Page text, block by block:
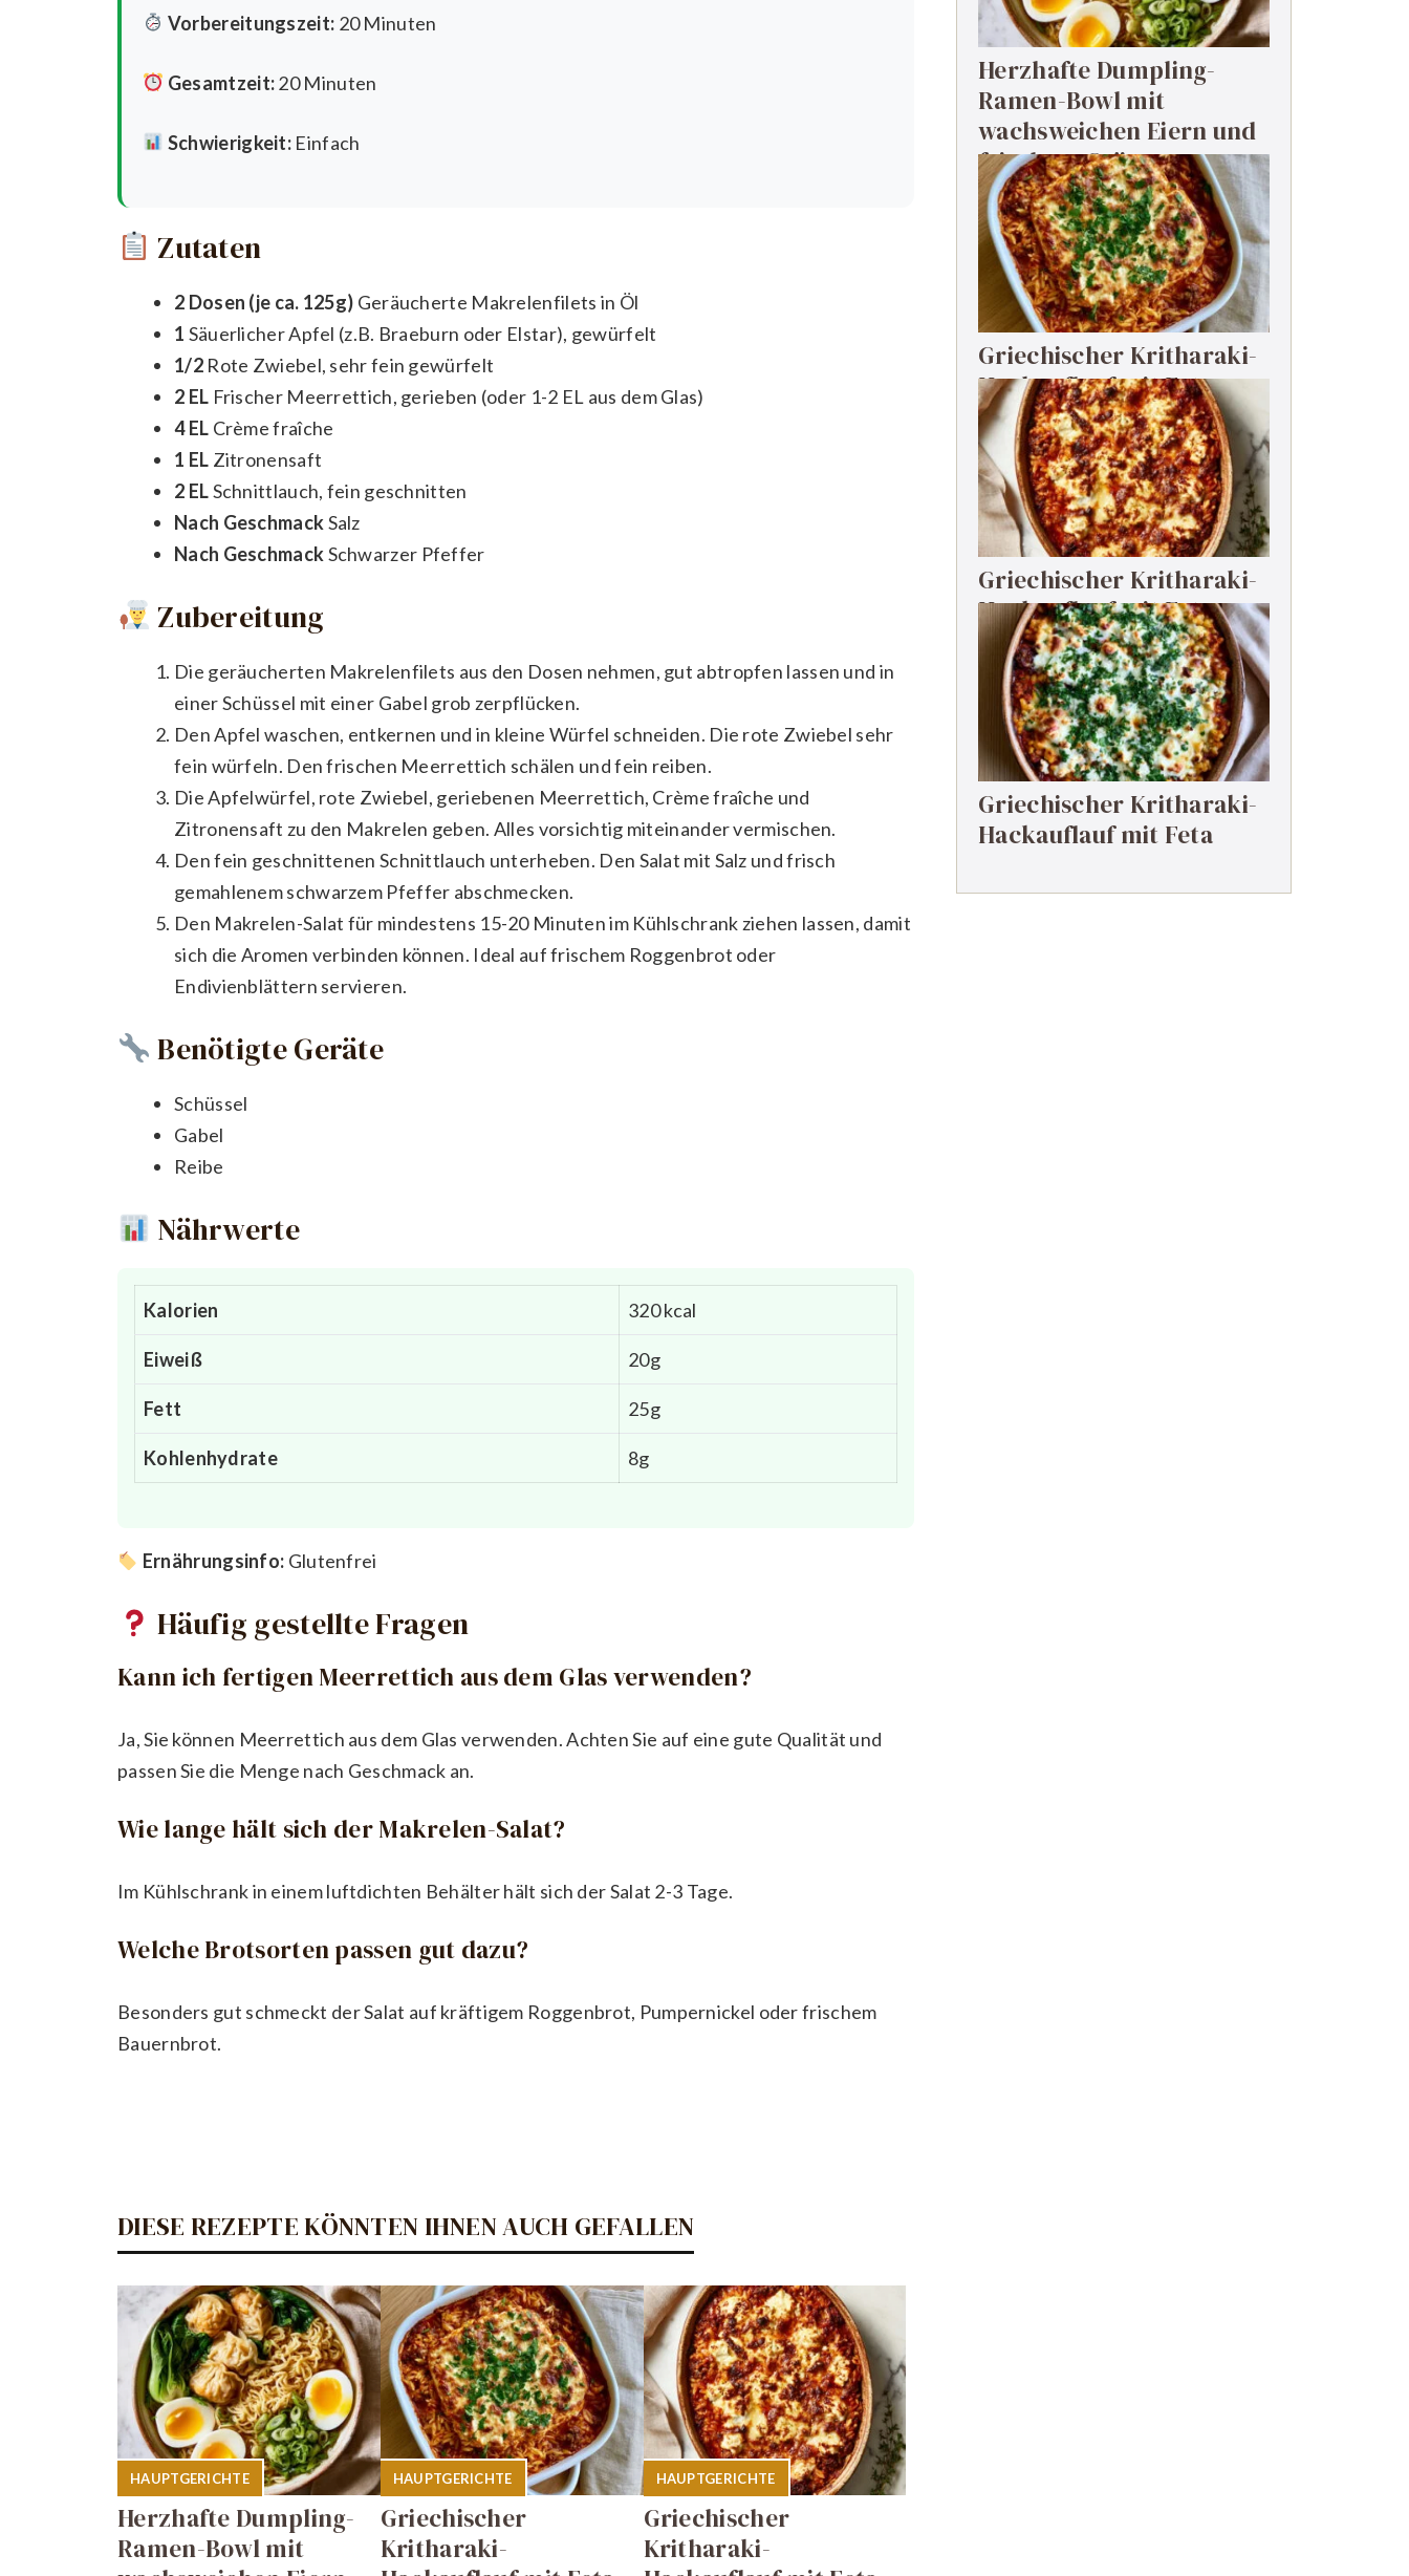
Vorbereitungszeit: 20 Minuten
Gesamtzeit:20 Minuten
Schwierigkeit: Einfach
Zutaten
2 Dosen (je ca. 125g) Geräucherte Makrelenfilets in Öl
1 Säuerlicher Apfel (z.B. Braeburn oder Elstar), gewürfelt
1/2Rote Zwiebel, sehr fein gewürfelt
2 EL Frischer Meerrettich, gerieben (oder 1-2 EL aus dem Glas)
4 EL Crème fraîche
1 EL Zitronensaft
2 ELSchnittlauch, fein geschnitten
Nach GeschmackSalz
Nach GeschmackSchwarzer Pfeffer
Zubereitung
Die geräucherten Makrelenfilets aus den Dosen nehmen, gut abtropfen lassen und in
einer Schüssel mit einer Gabel grob zerpflücken.
Den Apfel waschen, entkernen und in kleine Würfel schneiden. Die rote Zwiebel sehr
fein würfeln. Den frischen Meerrettich schälen und fein reiben.
Die Apfelwürfel, rote Zwiebel, geriebenen Meerrettich, Crème fraîche und
Zitronensaft zu den Makrelen geben. Alles vorsichtig miteinander vermischen.
Den fein geschnittenen Schnittlauch unterheben. Den Salat mit Salz und frisch
gemahlenem schwarzem Pfeffer abschmecken.
Den Makrelen-Salat für mindestens 15-20 Minuten im Kühlschrank ziehen lassen, damit
sich die Aromen verbinden können. Ideal auf frischem Roggenbrot oder
Endivienblättern servieren.
Benötigte Geräte
Schüssel
Gabel
Reibe
Nährwerte
Kalorien 320 kcal
Eiweiß 20g
Fett 25g
Kohlenhydrate 8g
Ernährungsinfo: Glutenfrei
Häufig gestellte Fragen
Kann ich fertigen Meerrettich aus dem Glas verwenden?
Ja, Sie können Meerrettich aus dem Glas verwenden. Achten Sie auf eine gute Qualität und
passen Sie die Menge nach Geschmack an.
Wie lange hält sich der Makrelen-Salat?
Im Kühlschrank in einem luftdichten Behälter hält sich der Salat 2-3 Tage.
Welche Brotsorten passen gut dazu?
Besonders gut schmeckt der Salat auf kräftigem Roggenbrot, Pumpernickel oder frischem
Bauernbrot.
DIESE REZEPTE KÖNNTEN IHNEN AUCH GEFALLEN
HAUPTGERICHTE
Herzhafte Dumpling-
Ramen-Bowl mit
HAUPTGERICHTE
Griechischer
Kritharaki-
HAUPTGERICHTE
Griechischer
Kritharaki-
Herzhafte Dumpling-
Ramen-Bowl mit
wachsweichen Eiern und
frischem Grün
Griechischer Kritharaki-
Hackauflauf mit Feta
Griechischer Kritharaki-
Hackauflauf mit Feta
Griechischer Kritharaki-
Hackauflauf mit Feta